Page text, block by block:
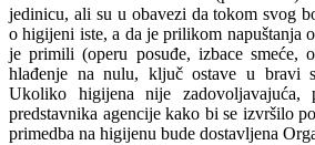
jedinicu, ali su u obavezi da tokom svog
o higijeni iste, a da je prilikom napuštanja
je primili (operu posuđe, izbace smeće,
hlađenje na nulu, ključ ostave u bravi
Ukoliko higijena nije zadovoljavajuća,
predstavnika agencije kako bi se izvršilo
primedba na higijenu bude dostavljena